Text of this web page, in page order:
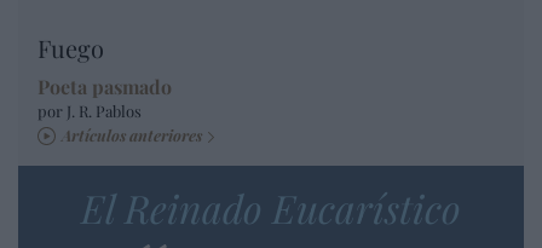
Fuego
Poeta pasmado
por J. R. Pablos
Artículos anteriores
El Reinado Eucarístico